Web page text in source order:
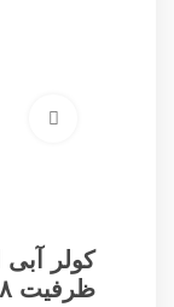
ظرفیت ۸ هزار بالازن